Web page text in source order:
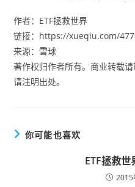
作者：ETF拯救世界
链接：https://xueqiu.com/
来源：雪球
著作权归作者所有。商业转载
请注明出处。
你可能也喜欢
ETF拯救
2015